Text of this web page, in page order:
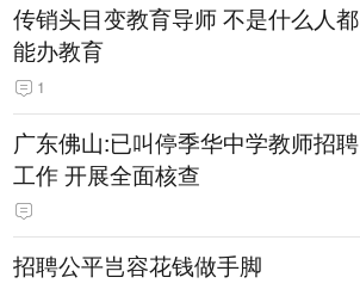
传销头目变教育导师 不是什么人都
能办教育
1
广东佛山:已叫停季华中学教师招聘
工作 开展全面核查
招聘公平岂容花钱做手脚